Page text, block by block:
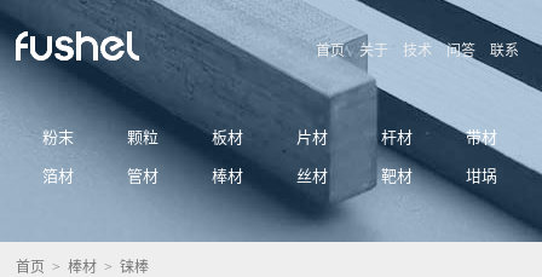
首页 关于 技术 问答 联系
粉末 颗粒 板材 片材 杆材 带材
箔材 管材 棒材 丝材 靶材 坩埚
首页 >棒材 > 铼棒